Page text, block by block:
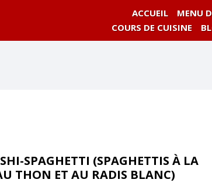
MENU
ACCUEIL
COURS DE CUISINE
SPAGHETTI (SPAGHETTIS À LA
THON ET AU RADIS BLANC)